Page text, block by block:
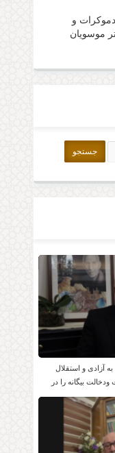
و
موسویان
آزادی و استقلال
ودخالت بیگانه را در
نمی تابید.